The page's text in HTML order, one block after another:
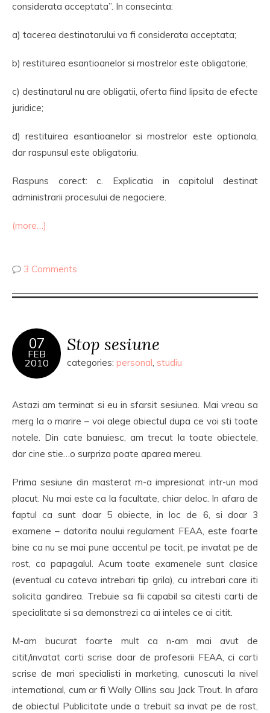
considerata acceptata”. In consecinta:
a) tacerea destinatarului va fi considerata acceptata;
b) restituirea esantioanelor si mostrelor este obligatorie;
c) destinatarul nu are obligatii, oferta fiind lipsita de efecte
juridice;
d) restituirea esantioanelor si mostrelor este optionala,
dar raspunsul este obligatoriu.
Raspuns corect: c. Explicatia in capitolul destinat
administrarii procesului de negociere.
(more…)
3 Comments
07
FEB
2010
Stop sesiune
categories: personal, studiu
Astazi am terminat si eu in sfarsit sesiunea. Mai vreau sa
merg la o marire – voi alege obiectul dupa ce voi sti toate
notele. Din cate banuiesc, am trecut la toate obiectele,
dar cine stie…o surpriza poate aparea mereu.
Prima sesiune din masterat m-a impresionat intr-un mod
placut. Nu mai este ca la facultate, chiar deloc. In afara de
faptul ca sunt doar 5 obiecte, in loc de 6, si doar 3
examene – datorita noului regulament FEAA, este foarte
bine ca nu se mai pune accentul pe tocit, pe invatat pe de
rost, ca papagalul. Acum toate examenele sunt clasice
(eventual cu cateva intrebari tip grila), cu intrebari care iti
solicita gandirea. Trebuie sa fii capabil sa citesti carti de
specialitate si sa demonstrezi ca ai inteles ce ai citit.
M-am bucurat foarte mult ca n-am mai avut de
citit/invatat carti scrise doar de profesorii FEAA, ci carti
scrise de mari specialisti in marketing, cunoscuti la nivel
international, cum ar fi Wally Ollins sau Jack Trout. In afara
de obiectul Publicitate unde a trebuit sa invat pe de rost,